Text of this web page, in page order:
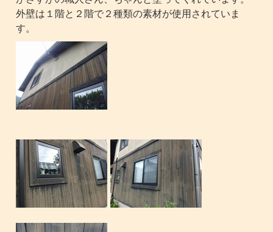
外壁は１階と２階で２種類の素材が使用されていま
す。